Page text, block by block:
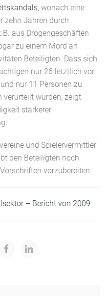
, wonach eine
zehn Jahren durch
aus Drogengeschäften
zu einem Mord an
Beteiligten. Dass sich
nur 26 letztlich vor
nur 11 Personen zu
verurteilt wurden, zeigt
stärkerer
und Spielervermittler
den Beteiligten noch
vorzubereiten.
– Bericht von 2009